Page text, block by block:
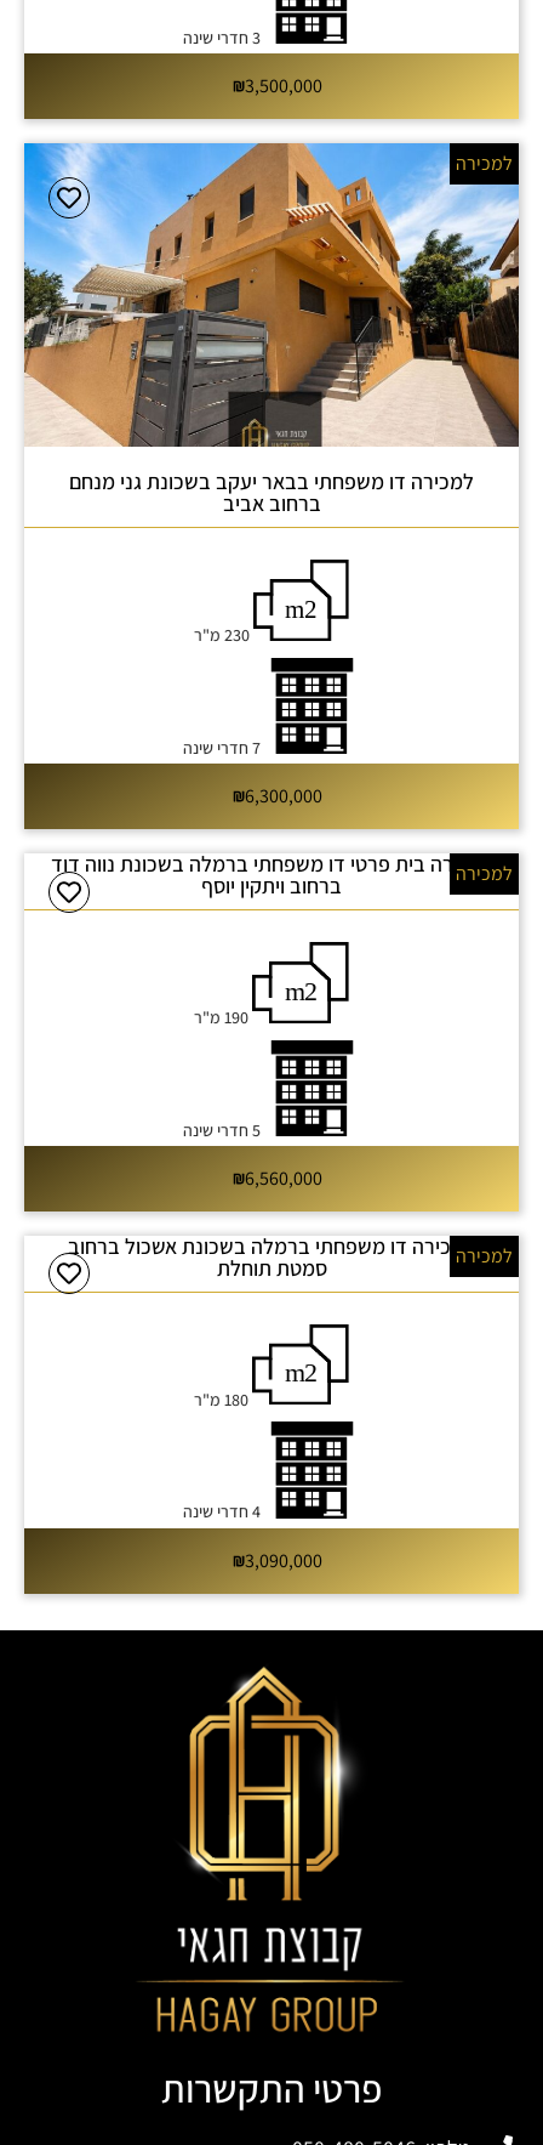
3 חדרי שינה
3,500,000
למכירה
למכירה דו משפחתי בבאר יעקב בשכונת גני מנחם
ברחוב אביב
230 מ"ר
7 חדרי שינה
6,300,000
למכירה
למכירה בית פרטי דו משפחתי ברמלה בשכונת נווה דוד
ברחוב ויתקין יוסף
190 מ"ר
5 חדרי שינה
6,560,000
למכירהלמכירה דו משפחתי ברמלה בשכונת אשכול ברחוב
סמטת תוחלת
180 מ"ר
4 חדרי שינה
3,090,000
פרטי התקשרות